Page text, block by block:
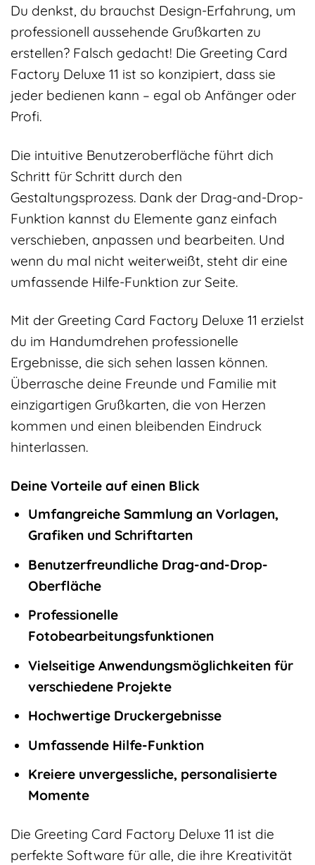
Du denkst, du brauchst Design-Erfahrung, um
professionell aussehende Grußkarten zu
erstellen? Falsch gedacht! Die Greeting Card
Factory Deluxe 11 ist so konzipiert, dass sie
jeder bedienen kann – egal ob Anfänger oder
Profi.
Die intuitive Benutzeroberfläche führt dich
Schritt für Schritt durch den
Gestaltungsprozess. Dank der Drag-and-Drop-
Funktion kannst du Elemente ganz einfach
verschieben, anpassen und bearbeiten. Und
wenn du mal nicht weiterweißt, steht dir eine
umfassende Hilfe-Funktion zur Seite.
Mit der Greeting Card Factory Deluxe 11 erzielst
du im Handumdrehen professionelle
Ergebnisse, die sich sehen lassen können.
Überrasche deine Freunde und Familie mit
einzigartigen Grußkarten, die von Herzen
kommen und einen bleibenden Eindruck
hinterlassen.
Deine Vorteile auf einen Blick
Umfangreiche Sammlung an Vorlagen,
Grafiken und Schriftarten
Benutzerfreundliche Drag-and-Drop-
Oberfläche
Professionelle
Fotobearbeitungsfunktionen
Vielseitige Anwendungsmöglichkeiten für
verschiedene Projekte
Hochwertige Druckergebnisse
Umfassende Hilfe-Funktion
Kreiere unvergessliche, personalisierte
Momente
Die Greeting Card Factory Deluxe 11 ist die
perfekte Software für alle, die ihre Kreativität